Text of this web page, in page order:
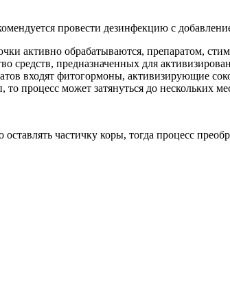
провести дезинфекцию с
активно обрабатываются, препаратом,
средств, предназначенных для
входят фитогормоны, активизирующие
процесс может затянуться до нескольких
частичку коры, тогда процесс